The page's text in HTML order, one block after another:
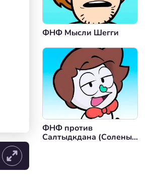
ФНФ Мысли Шегги
ФНФ против
Салтыдкдана (Соленый